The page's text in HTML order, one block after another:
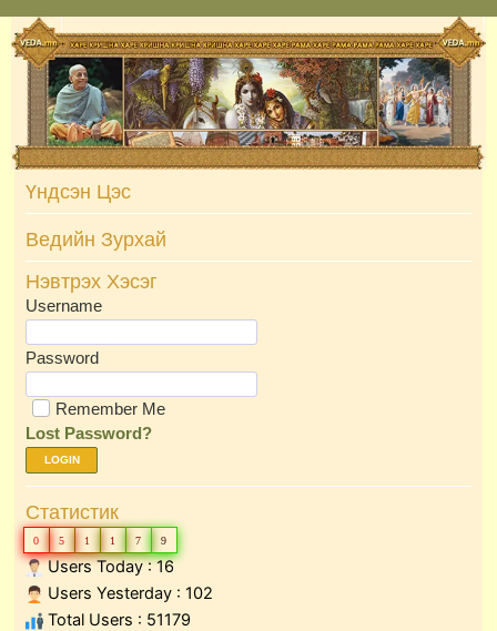
Skip
to
content
Үндсэн Цэс
Ведийн Зурхай
Нэвтрэх Хэсэг
Username
Password
Remember Me
Lost Password?
LOGIN
Статистик
0 5 1 1 7 9
Users Today : 16
Users Yesterday : 102
Total Users : 51179